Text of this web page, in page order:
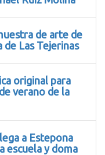
de arte de
de Las Tejerinas
original para
verano de la
a Estepona
escuela y doma